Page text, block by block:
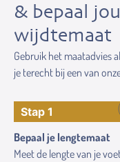
& bepaal
wijdtemaat
Gebruik het maatadvies
je terecht bij een van
Stap 1
Bepaal je lengtemaat
Meet de lengte van je